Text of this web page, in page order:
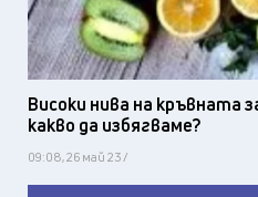
Високи нива на кръвната
какво да избягваме?
09:08, 26 май 23 /